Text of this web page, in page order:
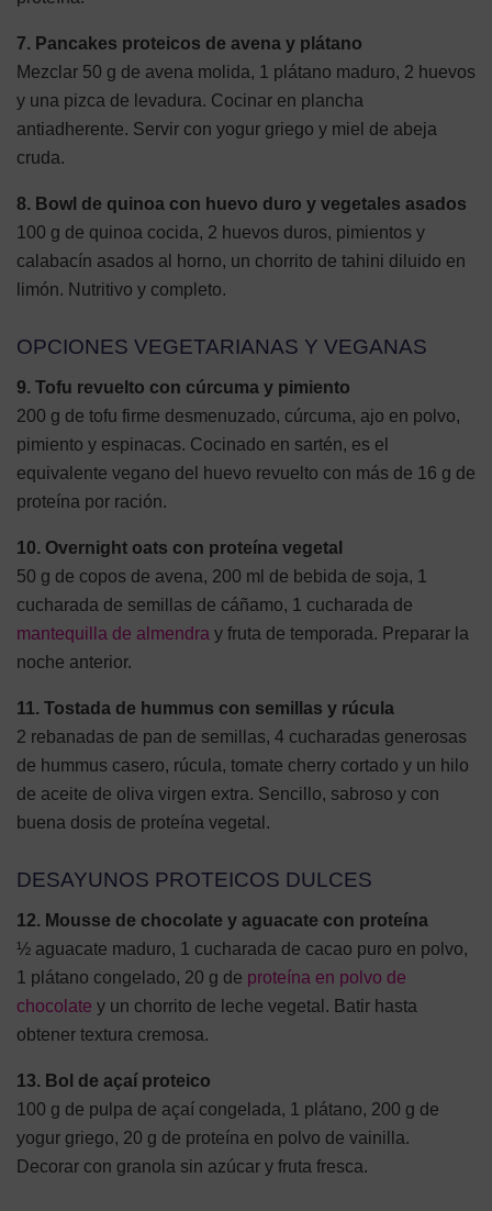
7. Pancakes proteicos de avena y plátano
Mezclar 50 g de avena molida, 1 plátano maduro, 2 huevos
y una pizca de levadura. Cocinar en plancha
antiadherente. Servir con yogur griego y miel de abeja
cruda.
8. Bowl de quinoa con huevo duro y vegetales asados
100 g de quinoa cocida, 2 huevos duros, pimientos y
calabacín asados al horno, un chorrito de tahini diluido en
limón. Nutritivo y completo.
OPCIONES VEGETARIANAS Y VEGANAS
9. Tofu revuelto con cúrcuma y pimiento
200 g de tofu firme desmenuzado, cúrcuma, ajo en polvo,
pimiento y espinacas. Cocinado en sartén, es el
equivalente vegano del huevo revuelto con más de 16 g de
proteína por ración.
10. Overnight oats con proteína vegetal
50 g de copos de avena, 200 ml de bebida de soja, 1
cucharada de semillas de cáñamo, 1 cucharada de
mantequilla de almendra y fruta de temporada. Preparar la
noche anterior.
11. Tostada de hummus con semillas y rúcula
2 rebanadas de pan de semillas, 4 cucharadas generosas
de hummus casero, rúcula, tomate cherry cortado y un hilo
de aceite de oliva virgen extra. Sencillo, sabroso y con
buena dosis de proteína vegetal.
DESAYUNOS PROTEICOS DULCES
12. Mousse de chocolate y aguacate con proteína
½ aguacate maduro, 1 cucharada de cacao puro en polvo,
1 plátano congelado, 20 g de proteína en polvo de
chocolate y un chorrito de leche vegetal. Batir hasta
obtener textura cremosa.
13. Bol de açaí proteico
100 g de pulpa de açaí congelada, 1 plátano, 200 g de
yogur griego, 20 g de proteína en polvo de vainilla.
Decorar con granola sin azúcar y fruta fresca.